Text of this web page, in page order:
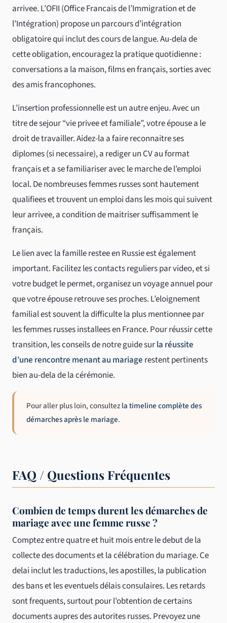
arrivee. L’OFII (Office Francais de l’Immigration et de
l’Intégration) propose un parcours d’intégration
obligatoire qui inclut des cours de langue. Au-dela de
cette obligation, encouragez la pratique quotidienne :
conversations a la maison, films en français, sorties avec
des amis francophones.
L’insertion professionnelle est un autre enjeu. Avec un
titre de sejour “vie privee et familiale”, votre épouse a le
droit de travailler. Aidez-la a faire reconnaitre ses
diplomes (si necessaire), a rediger un CV au format
français et a se familiariser avec le marche de l’emploi
local. De nombreuses femmes russes sont hautement
qualifiees et trouvent un emploi dans les mois qui suivent
leur arrivee, a condition de maitriser suffisamment le
français.
Le lien avec la famille restee en Russie est également
important. Facilitez les contacts reguliers par video, et si
votre budget le permet, organisez un voyage annuel pour
que votre épouse retrouve ses proches. L’eloignement
familial est souvent la difficulte la plus mentionnee par
les femmes russes installees en France. Pour réussir cette
transition, les conseils de notre guide surla réussite
d’une rencontre menant au mariage restent pertinents
bien au-dela de la cérémonie.
Pour aller plus loin, consultezla timeline complète des
démarches après le mariage.
FAQ / Questions Fréquentes
Combien de temps durent les démarches de
mariage avec une femme russe ?
Comptez entre quatre et huit mois entre le debut de la
collecte des documents et la célébration du mariage. Ce
delai inclut les traductions, les apostilles, la publication
des bans et les eventuels délais consulaires. Les retards
sont frequents, surtout pour l’obtention de certains
documents aupres des autorites russes. Prevoyez une